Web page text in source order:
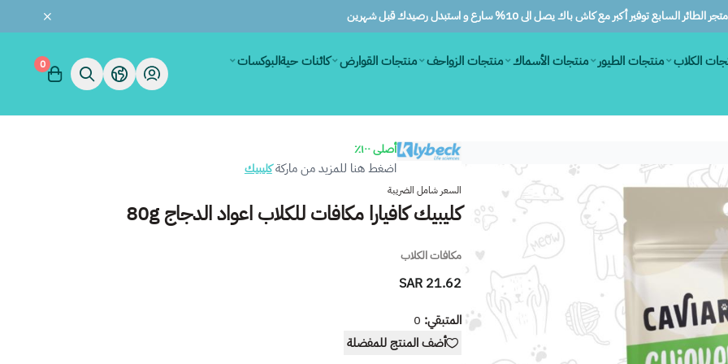
الطائر السابع توفير أكبر مع كاش باك يصل الى 10% سارع و استبدل رصيدك قبل شهرين
الكلاب منتجات الطيور منتجات الأسماك منتجات الزواحف منتجات القوارض كائنات حيةالبوكسات
0
أصلى ١٠٠٪
اضغط هنا للمزيد من ماركةكليبيك
السعر شامل الضريبة
كليبيك كافيارا مكافات للكلاب اعواد الدجاج 80g
مكافات الكلاب
21.62 SAR
المتبقي: 0
أضف المنتج للمفضلة